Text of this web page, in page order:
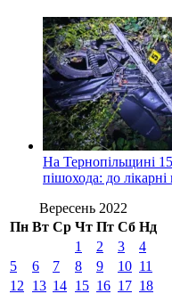
На Тернопільщині
пішохода: до
Вересень 2022
Пн Вт Ср Чт Пт Сб Нд
1
2 3
4
5
6 7 8 9 10 11
12
13 14 15 16 17 18